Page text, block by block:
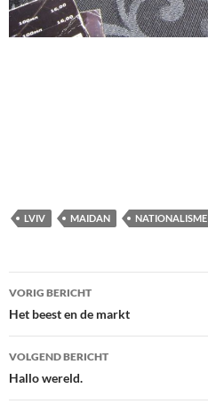
LVIV MAIDAN NATIONALISME
Bericht
navigatie
VORIG BERICHT
Het beest en de markt
VOLGEND BERICHT
Hallo wereld.